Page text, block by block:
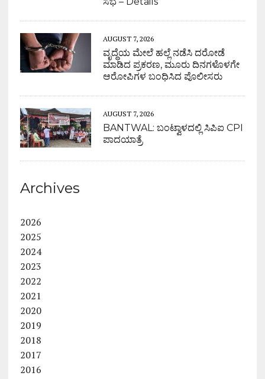
AUGUST 7, 2026
ವೃದ್ಧೆಯ ಮೇಲೆ ಹಲ್ಲೆ ನಡೆಸಿ ದರೋಡೆ
ಮಾಡಿದ ಪ್ರಕರಣ, ಮೂರು ದಿನಗಳೊಳಗೇ
ಆರೋಪಿಗಳ ಬಂಧಿಸಿದ ಪೊಲೀಸರು
AUGUST 7, 2026
BANTWAL: ಬಂಟ್ವಾಳದಲ್ಲಿ ಸಿಪಿಐ CPI
ಪಾದಯಾತ್ರೆ
Archives
2026
2025
2024
2023
2022
2021
2020
2019
2018
2017
2016